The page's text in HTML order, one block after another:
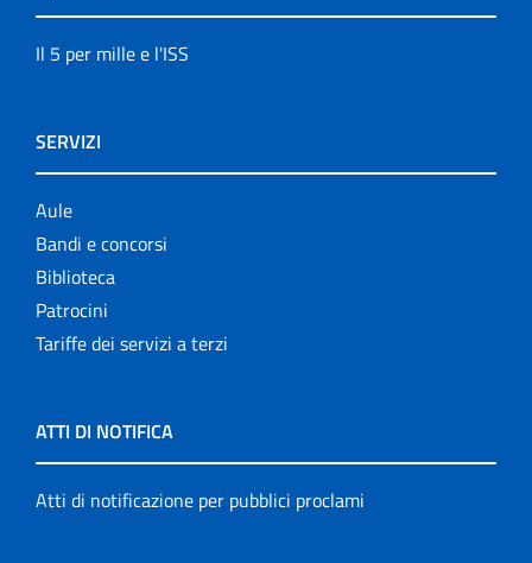
Il 5 per mille e l'ISS
SERVIZI
Aule
Bandi e concorsi
Biblioteca
Patrocini
Tariffe dei servizi a terzi
ATTI DI NOTIFICA
Atti di notificazione per pubblici proclami